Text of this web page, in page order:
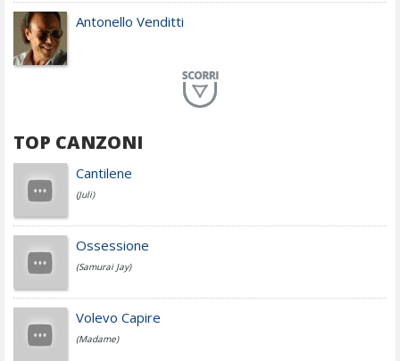
Antonello Venditti
Achille Lauro
Cesare Cremonini
Jovanotti
TOP CANZONI
Cantilene
(Juli)
Ossessione
(Samurai Jay)
Volevo Capire
(Madame)